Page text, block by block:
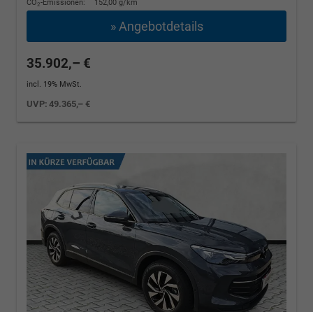
CO2-Emissionen: 152,00 g/km
» Angebotdetails
35.902,– €
incl. 19% MwSt.
UVP:49.365,– €